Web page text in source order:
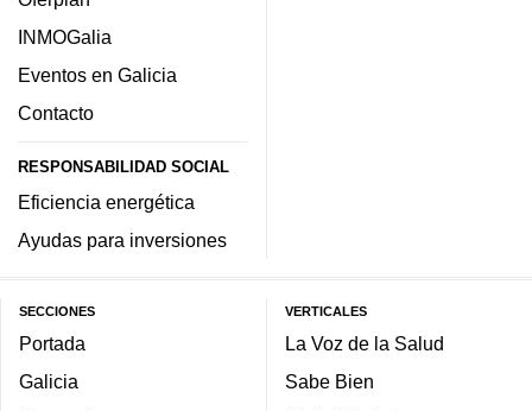
INMOGalia
Eventos en Galicia
Contacto
RESPONSABILIDAD SOCIAL
Eficiencia energética
Ayudas para inversiones
SECCIONES
Portada
Galicia
VERTICALES
La Voz de la Salud
Sabe Bien